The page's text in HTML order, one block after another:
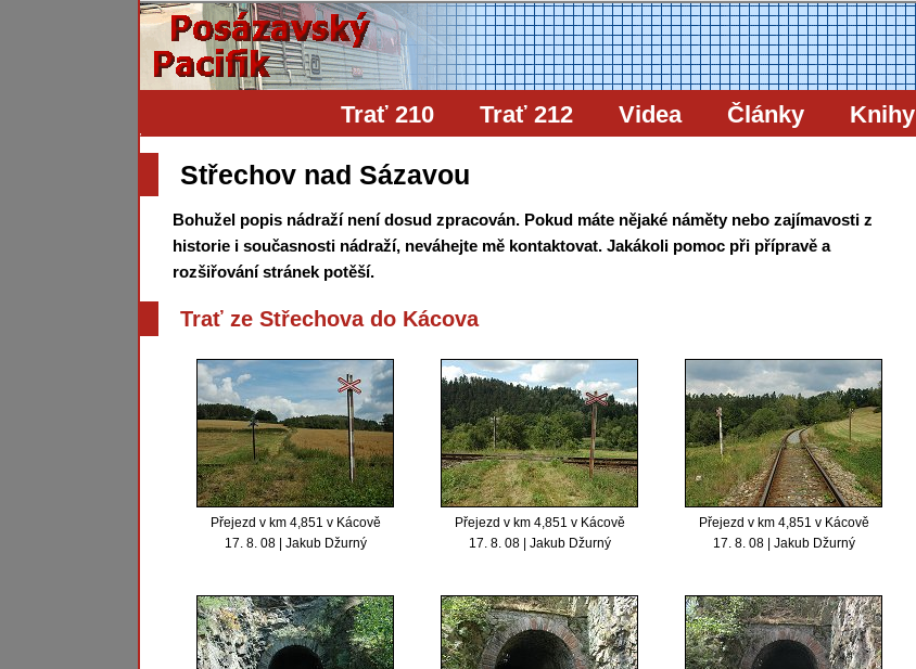
Trať 210 Trať 212 Videa Články Knihy
Střechov nad Sázavou
Bohužel popis nádraží není dosud zpracován. Pokud máte nějaké náměty nebo zajímavosti z
historie i současnosti nádraží, neváhejte mě kontaktovat. Jakákoli pomoc při přípravě a
rozšiřování stránek potěší.
Trať ze Střechova do Kácova
Přejezd v km 4,851 v Kácově
17. 8. 08 | Jakub Džurný
Přejezd v km 4,851 v Kácově
17. 8. 08 | Jakub Džurný
Přejezd v km 4,851 v Kácově
17. 8. 08 | Jakub Džurný